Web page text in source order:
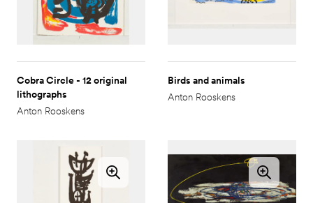
Cobra Circle - 12 original
lithographs
Anton Rooskens
Birds and animals
Anton Rooskens